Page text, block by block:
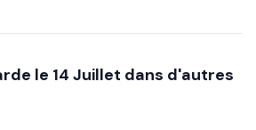
le 14 Juillet dans d'autres